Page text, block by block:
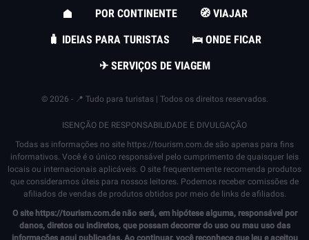
POR CONTINENTE
🧭 VIAJAR
🧳 IDEIAS PARA TURISTAS
🛌 ONDE FICAR
✈ SERVIÇOS DE VIAGEM
© 2026 - 📍 Tudo para turistas | Todos os direitos reservados.
ISENÇÃO DE RESPONSABILIDADE E DIVULGAÇÃO
Todas as informações no site https://tourism.com.de são apenas para fins
informativos. Você é o único responsável pelo cumprimento de quaisquer leis
locais ou internacionais aplicáveis. O site frequentemente recomenda produtos
que consideramos úteis para nossos leitores. Podemos receber comissões de
afiliados de vendas de produtos obtidos por meio de links de afiliados.
O site https://tourism.com.denão será, em hipótese alguma, responsável por
danos, diretos ou indiretos, que possam decorrer do uso ou mau uso das
informações aqui publicadas. Ao continuar, você reconhece que leu e aceitou